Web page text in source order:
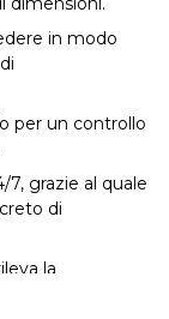
in modo
per un controllo
grazie al quale
di
la
di